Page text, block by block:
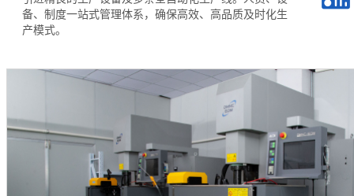
备、制度一站式管理体系，确保高效、高品质及时化生
产模式。